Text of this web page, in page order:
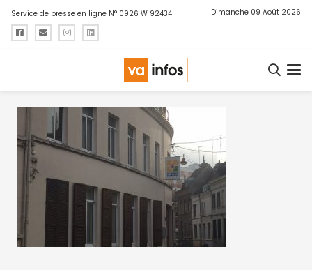
Service de presse en ligne N° 0926 W 92434 Dimanche 09 Août 2026